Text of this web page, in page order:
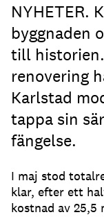
NYHETER.
byggnaden
till
renovering
Karlstad
tappa sin
fängelse.
I maj stod
klar, efter ett
kostnad av 25,5